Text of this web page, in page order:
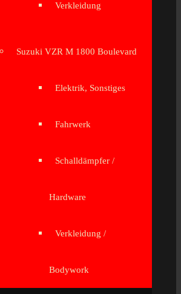
Verkleidung
Suzuki VZR M 1800 Boulevard
Elektrik, Sonstiges
Fahrwerk
Schalldämpfer /
Hardware
Verkleidung /
Bodywork